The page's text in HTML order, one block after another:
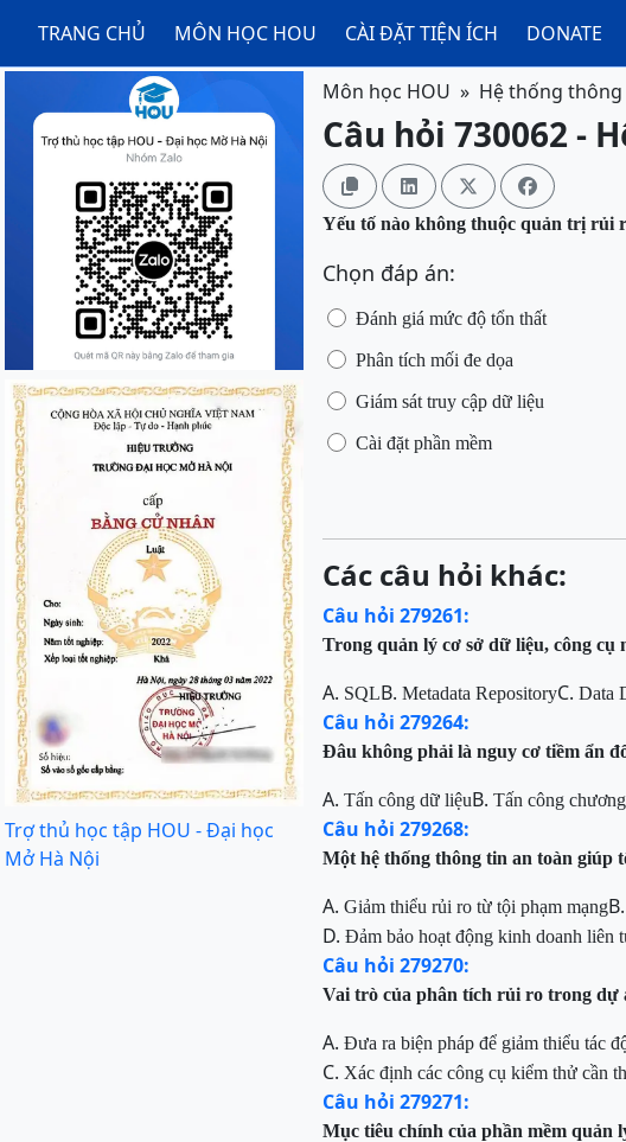
TRANG CHỦ MÔN HỌC HOU CÀI ĐẶT TIỆN ÍCH DONATE
Trợ thủ học tập HOU - Đại học
Mở Hà Nội
Môn học HOU Hệ thống thông
Câu hỏi 730062 -
   
Yếu tố nào không thuộc quản trị rủi
Chọn đáp án:
Đánh giá mức độ tổn thất
Phân tích mối đe dọa
Giám sát truy cập dữ liệu
Cài đặt phần mềm
Các câu hỏi khác:
Câu hỏi 279261:
Trong quản lý cơ sở dữ liệu, công cụ
A. SQLB. Metadata RepositoryC. Data
Câu hỏi 279264:
Đâu không phải là nguy cơ tiềm ẩn
A. Tấn công dữ liệuB. Tấn công
Câu hỏi 279268:
Một hệ thống thông tin an toàn giúp
A. Giảm thiểu rủi ro từ tội phạm mạngB.
D. Đảm bảo hoạt động kinh doanh liên
Câu hỏi 279270:
Vai trò của phân tích rủi ro trong dự
A. Đưa ra biện pháp để giảm thiểu tác
C. Xác định các công cụ kiểm thử cần
Câu hỏi 279271:
Mục tiêu chính của phần mềm quản